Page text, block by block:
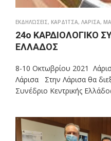
ΕΚΔΗΛΏΣΕΙΣ, ΚΑΡΔΊΤΣΑ, ΛΑΡΙΣΑ,
24ο ΚΑΡΔΙΟΛΟΓΙΚΟ
ΕΛΛΑΔΟΣ
8-10 Οκτωβρίου 2021
Λάρισα Στην Λάρισα θα
Συνέδριο Κεντρικής